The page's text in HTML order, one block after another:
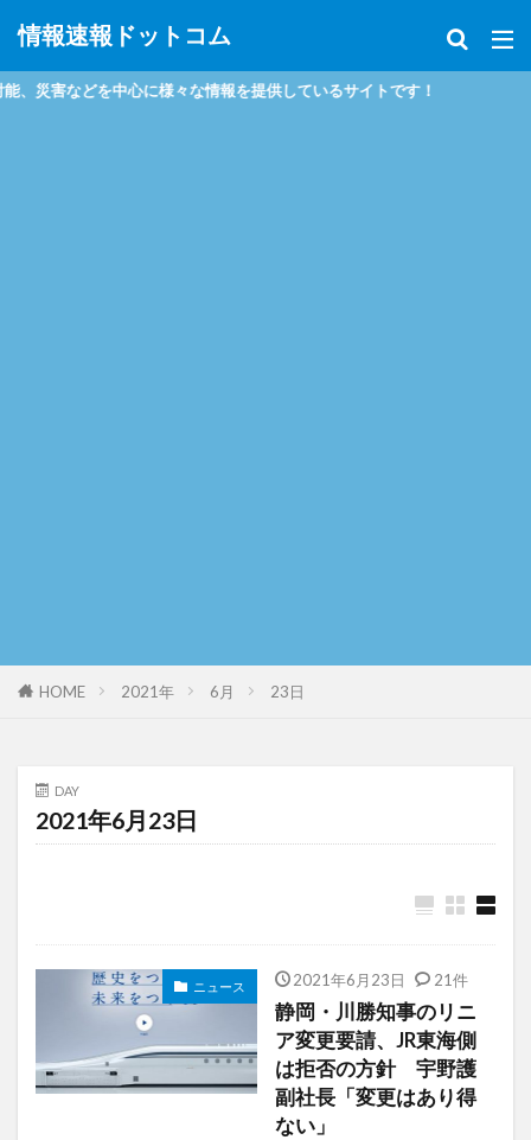
情報速報ドットコム
害などを中心に様々な情報を提供しているサイトです！
HOME 2021年 6月 23日
DAY
2021年6月23日
ニュース 2021年6月23日 21件
静岡・川勝知事のリニ
ア変更要請、JR東海側
は拒否の方針 宇野護
副社長「変更はあり得
ない」